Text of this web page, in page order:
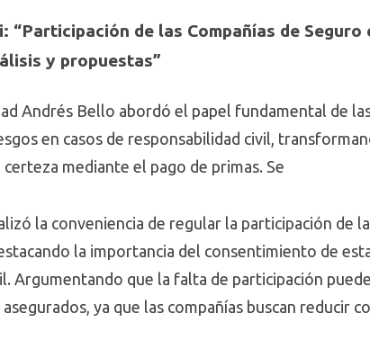
de las Compañías de Seguro
y propuestas”
Andrés Bello abordó el papel fundamental de
en casos de responsabilidad civil,
mediante el pago de primas. Se
la conveniencia de regular la participación de
la importancia del consentimiento de
Argumentando que la falta de participación
ya que las compañías buscan reducir